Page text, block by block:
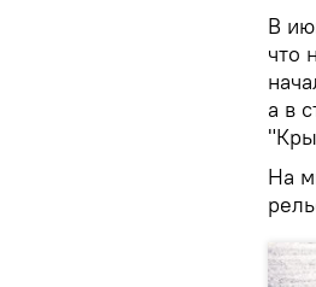
В
что
а в
На